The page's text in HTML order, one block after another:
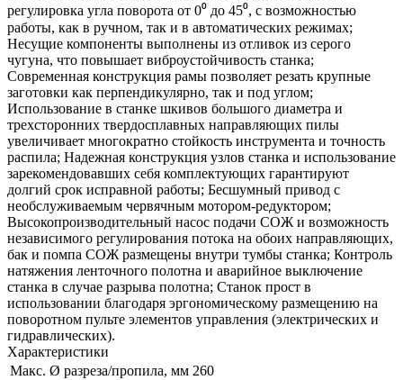
регулировка угла поворота от 0⁰ до 45⁰, с возможностью
работы, как в ручном, так и в автоматических режимах;
Несущие компоненты выполнены из отливок из серого
чугуна, что повышает виброустойчивость станка;
Современная конструкция рамы позволяет резать крупные
заготовки как перпендикулярно, так и под углом;
Использование в станке шкивов большого диаметра и
трехсторонних твердосплавных направляющих пилы
увеличивает многократно стойкость инструмента и точность
распила; Надежная конструкция узлов станка и использование
зарекомендовавших себя комплектующих гарантируют
долгий срок исправной работы; Бесшумный привод с
необслуживаемым червячным мотором-редуктором;
Высокопроизводительный насос подачи СОЖ и возможность
независимого регулирования потока на обоих направляющих,
бак и помпа СОЖ размещены внутри тумбы станка; Контроль
натяжения ленточного полотна и аварийное выключение
станка в случае разрыва полотна; Станок прост в
использовании благодаря эргономическому размещению на
поворотном пульте элементов управления (электрических и
гидравлических).
Характеристики
Макс. Ø разреза/пропила, мм 260